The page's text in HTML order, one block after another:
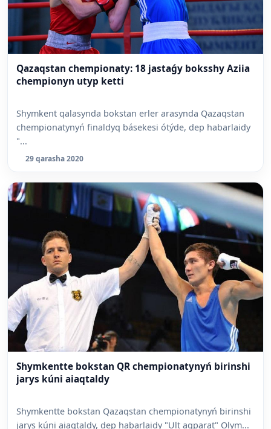
Qazaqstan chempionaty: 18 jastaǵy boksshy Aziia
chempionyn utyp ketti
Shymkent qalasynda bokstan erler arasynda Qazaqstan
chempionatynyń finaldyq básekesi ótýde, dep habarlaidy
"...
29 qarasha 2020
Shymkentte bokstan QR chempionatynyń birinshi
jarys kúni aiaqtaldy
Shymkentte bokstan Qazaqstan chempionatynyń birinshi
jarys kúni aiaqtaldy, dep habarlaidy "Ult aqparat" Olym...